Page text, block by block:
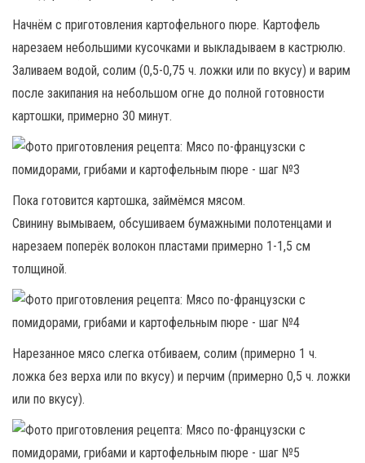
Начнём с приготовления картофельного пюре. Картофель
нарезаем небольшими кусочками и выкладываем в кастрюлю.
Заливаем водой, солим (0,5-0,75 ч. ложки или по вкусу) и варим
после закипания на небольшом огне до полной готовности
картошки, примерно 30 минут.
Пока готовится картошка, займёмся мясом.
Свинину вымываем, обсушиваем бумажными полотенцами и
нарезаем поперёк волокон пластами примерно 1-1,5 см
толщиной.
Нарезанное мясо слегка отбиваем, солим (примерно 1 ч.
ложка без верха или по вкусу) и перчим (примерно 0,5 ч. ложки
или по вкусу).